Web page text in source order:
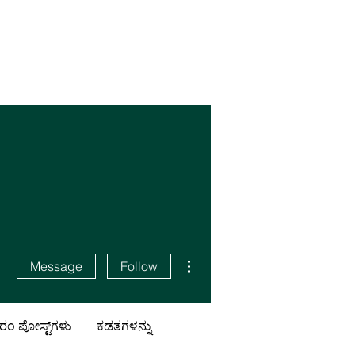
Message Follow
ಪೋಸ್ಟ್‌ಗಳು ಕಡತಗಳನ್ನು